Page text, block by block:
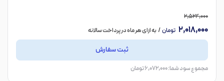
2,524,000
2,018,000 تومان/ به ازای هر ماه در پرداخت سالانه
ثبت سفارش
مجموع سود شما: 6,072,000 تومان